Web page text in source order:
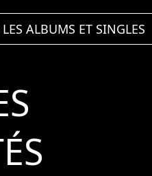
ALBUMS ET SINGLES